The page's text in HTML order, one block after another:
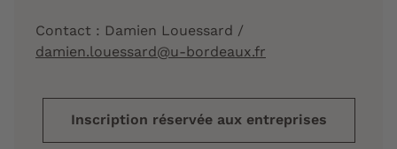
Contact : Damien Louessard /
damien.louessard@u-bordeaux.fr
Inscription réservée aux entreprises